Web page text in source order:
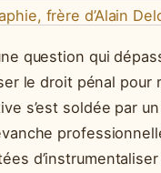
frère d’Alain
question qui
le droit pénal pour
s’est soldée par